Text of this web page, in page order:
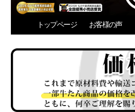
トップページ お客様の声